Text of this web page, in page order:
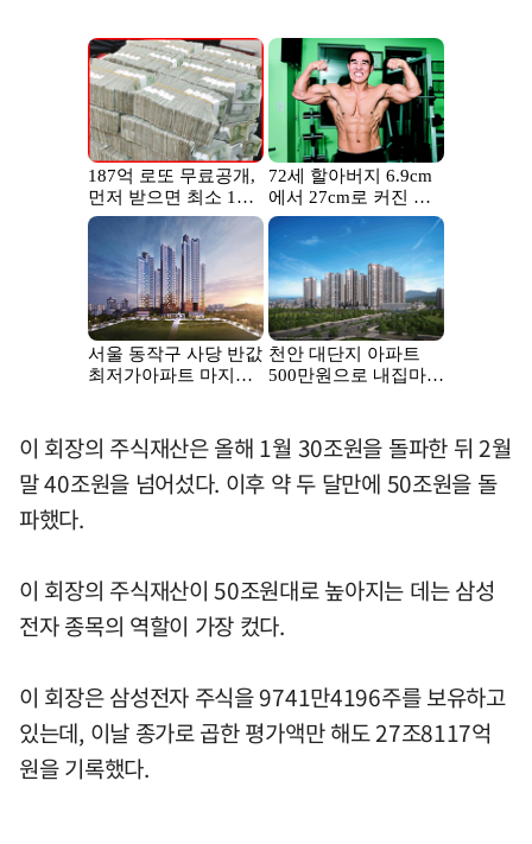
이 회장의 주식재산은 올해 1월 30조원을 돌파한 뒤 2월
말 40조원을 넘어섰다. 이후 약 두 달만에 50조원을 돌
파했다.
이 회장의 주식재산이 50조원대로 높아지는 데는 삼성
전자 종목의 역할이 가장 컸다.
이 회장은 삼성전자 주식을 9741만4196주를 보유하고
있는데, 이날 종가로 곱한 평가액만 해도 27조8117억
원을 기록했다.